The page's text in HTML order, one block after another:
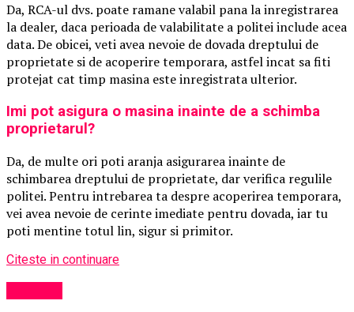
Da, RCA-ul dvs. poate ramane valabil pana la inregistrarea
la dealer, daca perioada de valabilitate a politei include acea
data. De obicei, veti avea nevoie de dovada dreptului de
proprietate si de acoperire temporara, astfel incat sa fiti
protejat cat timp masina este inregistrata ulterior.
Imi pot asigura o masina inainte de a schimba
proprietarul?
Da, de multe ori poti aranja asigurarea inainte de
schimbarea dreptului de proprietate, dar verifica regulile
politei. Pentru intrebarea ta despre acoperirea temporara,
vei avea nevoie de cerinte imediate pentru dovada, iar tu
poti mentine totul lin, sigur si primitor.
Citeste in continuare